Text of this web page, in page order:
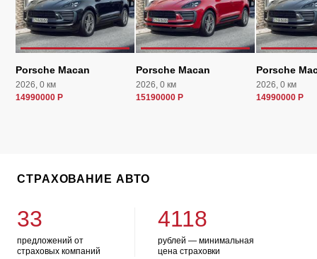
Porsche Macan
2026, 0 км
14990000 Р
Porsche Macan
2026, 0 км
15190000 Р
Porsche
2026, 0 км
14990000 Р
СТРАХОВАНИЕ АВТО
33
предложений от
страховых компаний
4118
рублей — минимальная
цена страховки